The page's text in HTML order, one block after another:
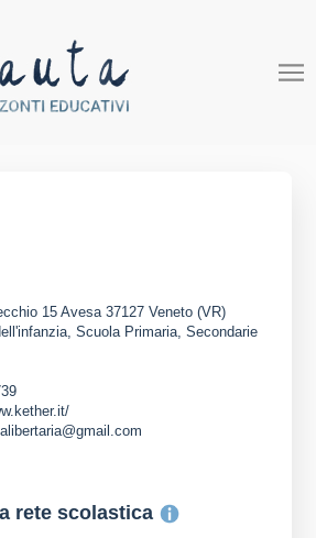
15 Avesa 37127 Veneto (VR)
Scuola Primaria, Secondarie
rete scolastica